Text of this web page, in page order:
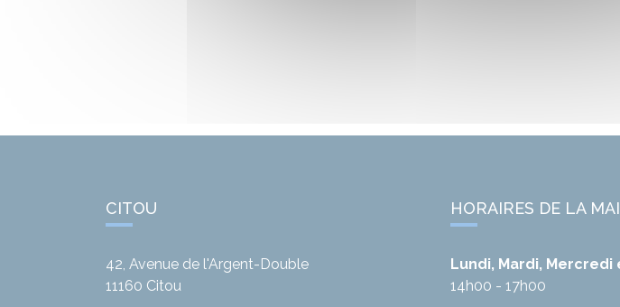
CITOU
42, Avenue de l'Argent-Double
11160 Citou
HORAIRES DE LA
Lundi, Mardi, Mercredi
14h00 - 17h00